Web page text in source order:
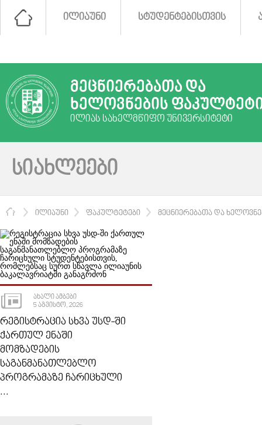
ᲘᲚᲘᲐᲣᲜᲘ ᲡᲢᲣᲓᲔᲜᲢᲔᲑᲘᲡᲗᲕᲘᲡ
ᲛᲔᲪᲜᲘᲔᲠᲔᲑᲐᲗᲐ ᲓᲐ
ᲮᲔᲚᲝᲕᲜᲔᲑᲘᲡ
ᲘᲚᲘᲐᲡ ᲡᲐᲮᲔᲚᲛᲬᲘᲤᲝ ᲣᲜᲘᲕᲔᲠᲡᲘᲢᲔᲢᲘ
ᲡᲘᲐᲮᲚᲔᲔᲑᲘ
ᲛᲗᲐᲕᲐᲠᲘ
ᲘᲚᲘᲐᲣᲜᲘ ᲤᲐᲙᲣᲚᲢᲔᲢᲔᲑᲘ ᲛᲔᲪᲜᲘᲔᲠᲔᲑᲐᲗᲐ ᲓᲐ
ᲐᲮᲐᲚᲘ ᲐᲛᲑᲔᲑᲘ
5 ᲐᲒᲕᲘᲡᲢᲝ, 2026
ᲠᲔᲒᲘᲡᲢᲠᲐᲪᲘᲐ ᲡᲮᲕᲐ ᲣᲡᲓ-ᲨᲘ
ᲥᲐᲠᲗᲣᲚ ᲔᲜᲐᲨᲘ
ᲛᲝᲛᲖᲐᲓᲔᲑᲘᲡ
ᲡᲐᲒᲐᲜᲛᲐᲜᲐᲗᲚᲔᲑᲚᲝ
ᲞᲠᲝᲒᲠᲐᲛᲐᲖᲔ ᲩᲐᲠᲘᲪᲮᲣᲚᲘ
...